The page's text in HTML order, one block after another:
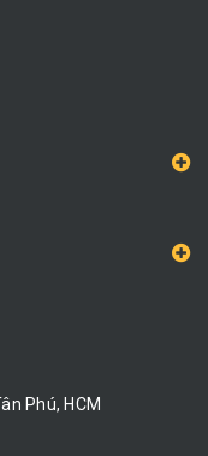
Phú, HCM